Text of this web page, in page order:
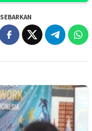
SEBARKAN